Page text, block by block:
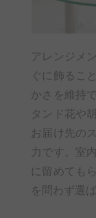
アレンジメ
ぐに飾るこ
かさを維持
タンド花や
お届け先の
力です。室
に留めても
を問わず選